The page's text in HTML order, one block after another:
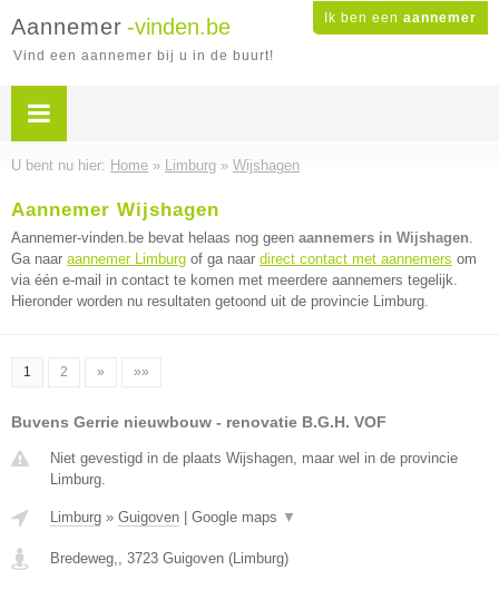
Ik ben een aannemer
Aannemer -vinden.be
Vind een aannemer bij u in de buurt!
U bent nu hier: Home » Limburg » Wijshagen
Aannemer Wijshagen
Aannemer-vinden.be bevat helaas nog geen aannemers in Wijshagen.
Ga naar aannemer Limburg of ga naar direct contact met aannemers om
via één e-mail in contact te komen met meerdere aannemers tegelijk.
Hieronder worden nu resultaten getoond uit de provincie Limburg.
1 2 » »»
Buvens Gerrie nieuwbouw - renovatie B.G.H. VOF
Niet gevestigd in de plaats Wijshagen, maar wel in de provincie
Limburg.
Limburg » Guigoven Google maps ▼
Bredeweg,, 3723 Guigoven (Limburg)